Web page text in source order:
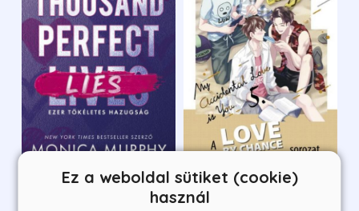
A Thousand Perfect Lies
Love By Chance - My
Ez a weboldal sütiket (cookie)
használ